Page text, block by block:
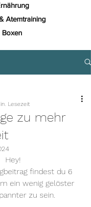
Atemtraining
Boxen
zu mehr
Lesezeit
Hey!
findest du 6
ein wenig gelöster
zu sein.